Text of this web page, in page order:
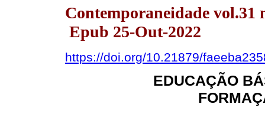
Contemporaneidade vol.31
Epub 25-Out-2022
https://doi.org/10.21879/
EDUCAÇÃO